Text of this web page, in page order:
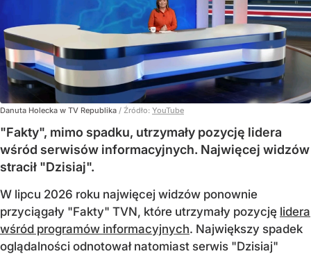
Danuta Holecka w TV Republika / Źródło: YouTube
"Fakty", mimo spadku, utrzymały pozycję lidera
wśród serwisów informacyjnych. Najwięcej widzów
stracił "Dzisiaj".
W lipcu 2026 roku najwięcej widzów ponownie
przyciągały "Fakty" TVN, które utrzymały pozycję lidera
wśród programów informacyjnych. Największy spadek
oglądalności odnotował natomiast serwis "Dzisiaj"